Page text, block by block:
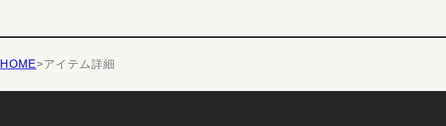
HOME>アイテム詳細